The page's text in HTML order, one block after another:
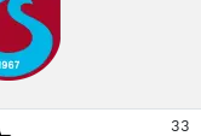
33